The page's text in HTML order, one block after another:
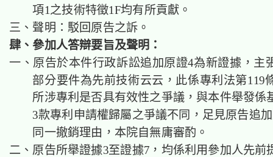
項1之技術特徵1F均有所貢獻。
三、聲明：駁回原告之訴。
肆、參加人答辯要旨及聲明：
一、原告於本件行政訴訟追加原證4為新證據，主
部分要件為先前技術云云，此係專利法第119
所涉專利是否具有效性之爭議，與本件舉發係
3款專利申請權歸屬之爭議不同，足見原告追
同一撤銷理由，本院自無庸審酌。
二、原告所舉證據3至證據7，均係利用參加人先前